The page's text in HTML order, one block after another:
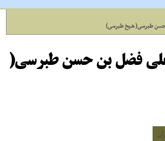
حسن طبرسى( شیخ طبرسى)
فضل بن حسن طبرسى(